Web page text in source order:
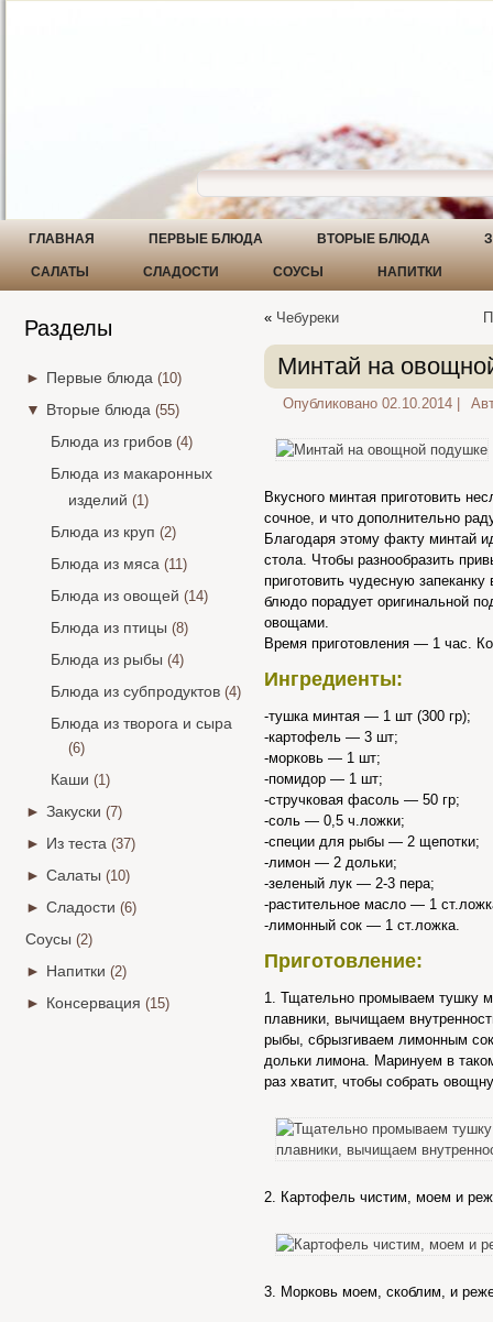
ГЛАВНАЯ ПЕРВЫЕ БЛЮДА ВТОРЫЕ БЛЮДА
САЛАТЫ СЛАДОСТИ СОУСЫ НАПИТКИ
Разделы
► Первые блюда (10)
▼ Вторые блюда (55)
Блюда из грибов (4)
Блюда из макаронных
изделий (1)
Блюда из круп (2)
Блюда из мяса (11)
Блюда из овощей (14)
Блюда из птицы (8)
Блюда из рыбы (4)
Блюда из субпродуктов (4)
Блюда из творога и сыра
(6)
Каши (1)
► Закуски (7)
► Из теста (37)
► Салаты (10)
► Сладости (6)
Соусы (2)
► Напитки (2)
► Консервация (15)
« Чебуреки
Минтай на
Опубликовано 02.10.2014
Вкусного минтая приготовить
сочное, и что дополнительно
Благодаря этому факту минтай
стола. Чтобы разнообразить
приготовить чудесную
блюдо порадует оригинальной
овощами.
Время приготовления — 1 час.
Ингредиенты:
-тушка минтая — 1 шт (300 гр);
-картофель — 3 шт;
-морковь — 1 шт;
-помидор — 1 шт;
-стручковая фасоль — 50 гр;
-соль — 0,5 ч.ложки;
-специи для рыбы — 2 щепотки;
-лимон — 2 дольки;
-зеленый лук — 2-3 пера;
-растительное масло — 1
-лимонный сок — 1 ст.ложка.
Приготовление:
1. Тщательно промываем тушку
плавники, вычищаем
рыбы, сбрызгиваем лимонным
дольки лимона. Маринуем в
раз хватит, чтобы собрать
2. Картофель чистим, моем и
3. Морковь моем, скоблим, и